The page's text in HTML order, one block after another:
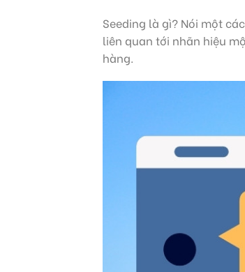
Seeding là gì? Nói một
liên quan tới nhãn hiệu
hàng.